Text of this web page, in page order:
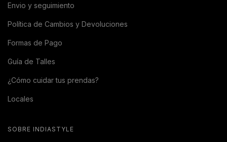
Envio y seguimiento
Política de Cambios y Devoluciones
Formas de Pago
Guía de Talles
¿Cómo cuidar tus prendas?
Locales
SOBRE INDIASTYLE